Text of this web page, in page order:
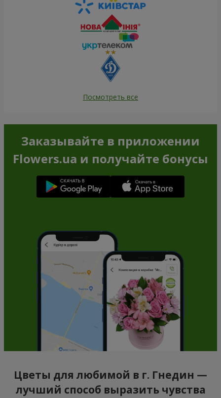
Посмотреть все
Заказывайте в приложении
Flowers.ua и получайте бонусы
Цветы для любимой в г. Гнедин —
лучший способ выразить чувства